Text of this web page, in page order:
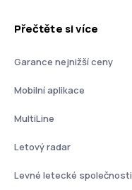
Přečtěte si více
Garance nejnižší ceny
Mobilní aplikace
MultiLine
Letový radar
Levné letecké společnosti